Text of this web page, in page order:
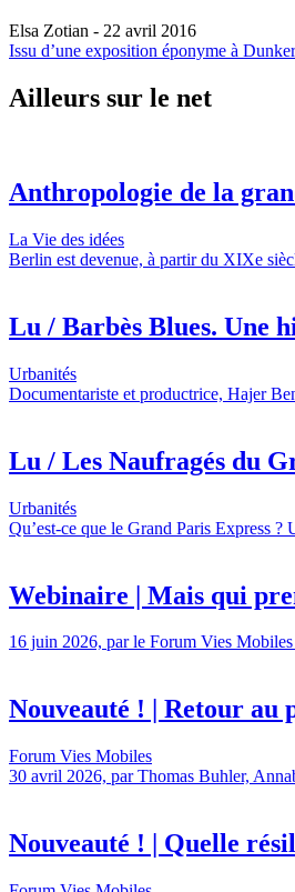
Elsa Zotian - 22 avril 2016
Issu d’une exposition éponyme à
Ailleurs sur le net
Anthropologie de la
La Vie des idées
Berlin est devenue, à partir du XIXe
Lu / Barbès Blues. Une
Urbanités
Documentariste et productrice, Hajer
Lu / Les Naufragés du
Urbanités
Qu’est-ce que le Grand Paris Express
Webinaire | Mais qui
16 juin 2026, par le Forum Vies Mobiles
Nouveauté ! | Retour au
Forum Vies Mobiles
30 avril 2026, par Thomas Buhler,
Nouveauté ! | Quelle